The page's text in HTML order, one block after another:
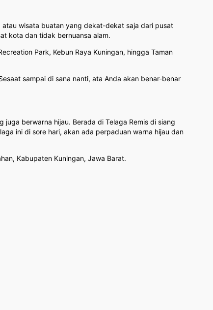
wisata buatan yang dekat-dekat saja dari pusat
kota dan tidak bernuansa alam.
Park, Kebun Raya Kuningan, hingga Taman
sampai di sana nanti, ata Anda akan benar-benar
berwarna hijau. Berada di Telaga Remis di siang
ini di sore hari, akan ada perpaduan warna hijau dan
Kabupaten Kuningan, Jawa Barat.